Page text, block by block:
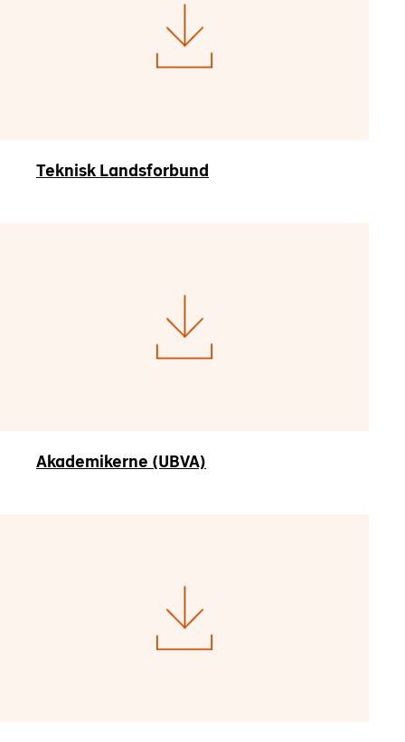
Teknisk Landsforbund
Akademikerne (UBVA)